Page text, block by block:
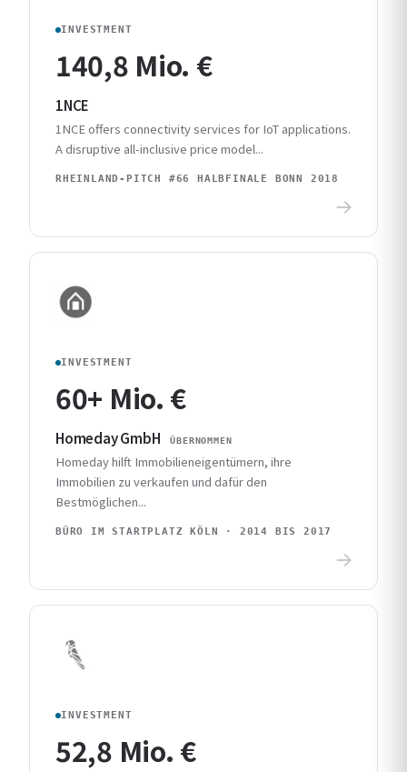
INVESTMENT
140,8 Mio. €
1NCE
1NCE offers connectivity services for IoT applications.
A disruptive all-inclusive price model...
RHEINLAND-PITCH #66 HALBFINALE BONN 2018
INVESTMENT
60+ Mio. €
Homeday GmbH ÜBERNOMMEN
Homeday hilft Immobilieneigentümern, ihre
Immobilien zu verkaufen und dafür den
Bestmöglichen...
BÜRO IM STARTPLATZ KÖLN · 2014 BIS 2017
INVESTMENT
52,8 Mio. €